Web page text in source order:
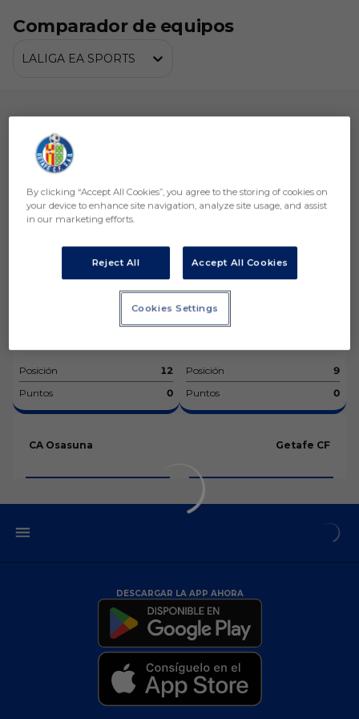
Comparador de equipos
LALIGA EA SPORTS
Jugadores
CA Osasuna
Posición
12
Puntos
0
Posición
9
Puntos
0
CA Osasuna Getafe CF
DESCARGAR LA APP AHORA
By clicking “Accept All Cookies”, you agree to the storing of cookies on
your device to enhance site navigation, analyze site usage, and assist
in our marketing efforts.
Reject All Accept All Cookies
Cookies Settings